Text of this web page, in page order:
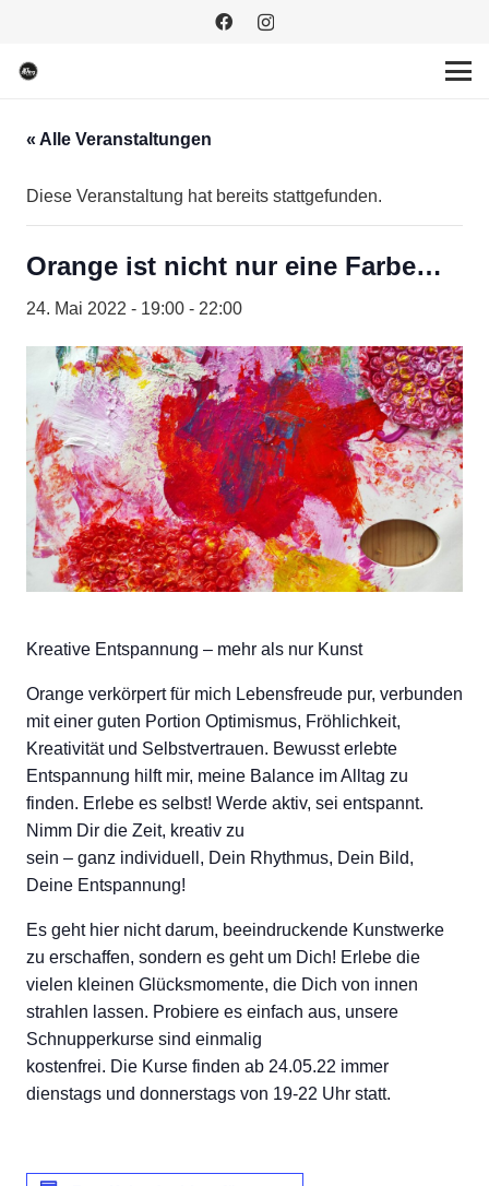
« Alle Veranstaltungen
Diese Veranstaltung hat bereits stattgefunden.
Orange ist nicht nur eine Farbe…
24. Mai 2022 - 19:00 - 22:00
Kreative Entspannung – mehr als nur Kunst
Orange verkörpert für mich Lebensfreude pur, verbunden
mit einer guten Portion Optimismus, Fröhlichkeit,
Kreativität und Selbstvertrauen. Bewusst erlebte
Entspannung hilft mir, meine Balance im Alltag zu
finden. Erlebe es selbst! Werde aktiv, sei entspannt.
Nimm Dir die Zeit, kreativ zu
sein – ganz individuell, Dein Rhythmus, Dein Bild,
Deine Entspannung!
Es geht hier nicht darum, beeindruckende Kunstwerke
zu erschaffen, sondern es geht um Dich! Erlebe die
vielen kleinen Glücksmomente, die Dich von innen
strahlen lassen. Probiere es einfach aus, unsere
Schnupperkurse sind einmalig
kostenfrei. Die Kurse finden ab 24.05.22 immer
dienstags und donnerstags von 19-22 Uhr statt.